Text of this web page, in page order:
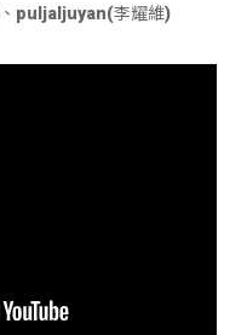
、 puljaljuyan(李耀維)